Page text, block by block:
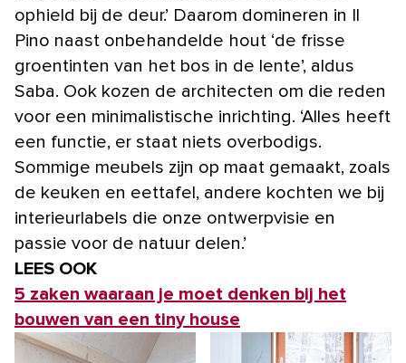
ophield bij de deur.’ Daarom domineren in Il
Pino naast onbehandelde hout ‘de frisse
groentinten van het bos in de lente’, aldus
Saba. Ook kozen de architecten om die reden
voor een minimalistische inrichting. ‘Alles heeft
een functie, er staat niets overbodigs.
Sommige meubels zijn op maat gemaakt, zoals
de keuken en eettafel, andere kochten we bij
interieurlabels die onze ontwerpvisie en
passie voor de natuur delen.’
LEES OOK
5 zaken waaraan je moet denken bij het
bouwen van een tiny house